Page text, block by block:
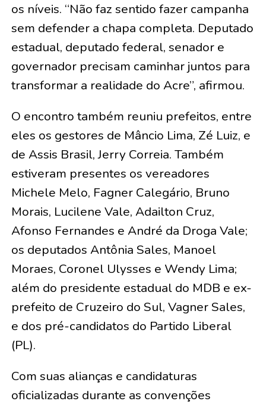
os níveis. “Não faz sentido fazer campanha
sem defender a chapa completa. Deputado
estadual, deputado federal, senador e
governador precisam caminhar juntos para
transformar a realidade do Acre”, afirmou.
O encontro também reuniu prefeitos, entre
eles os gestores de Mâncio Lima, Zé Luiz, e
de Assis Brasil, Jerry Correia. Também
estiveram presentes os vereadores
Michele Melo, Fagner Calegário, Bruno
Morais, Lucilene Vale, Adailton Cruz,
Afonso Fernandes e André da Droga Vale;
os deputados Antônia Sales, Manoel
Moraes, Coronel Ulysses e Wendy Lima;
além do presidente estadual do MDB e ex-
prefeito de Cruzeiro do Sul, Vagner Sales,
e dos pré-candidatos do Partido Liberal
(PL).
Com suas alianças e candidaturas
oficializadas durante as convenções